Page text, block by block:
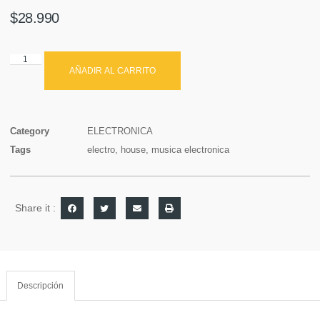
$28.990
AÑADIR AL CARRITO
Category
ELECTRONICA
Tags
electro, house, musica electronica
Share it :
Descripción